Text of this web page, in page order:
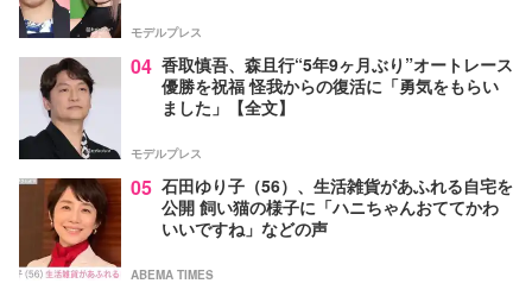
モデルプレス
04 香取慎吾、森且行“5年9ヶ月ぶり”オートレース
優勝を祝福 怪我からの復活に「勇気をもらい
ました」【全文】
モデルプレス
05 石田ゆり子（56）、生活雑貨があふれる自宅を
公開 飼い猫の様子に「ハニちゃんおててかわ
いいですね」などの声
ABEMA TIMES